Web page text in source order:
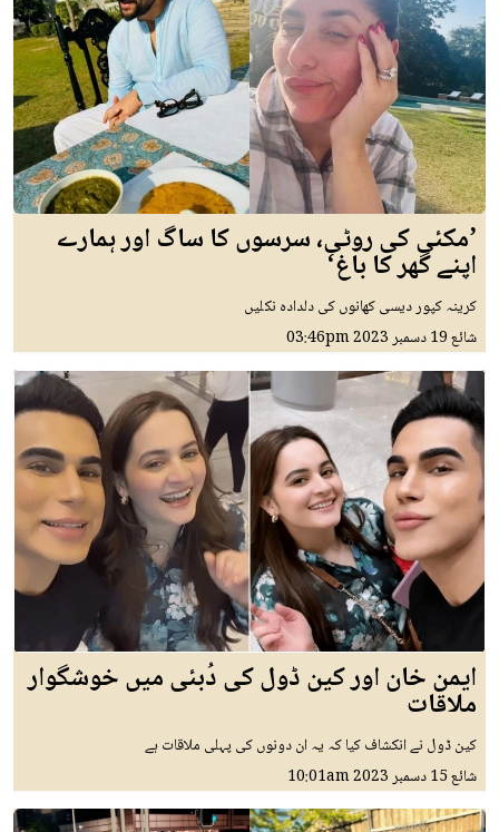
’مکئی کی روٹی، سرسوں کا ساگ اور ہمارے
اپنے گھر کا باغ‘
کرینہ کپور دیسی کھانوں کی دلدادہ نکلیں
شائع19 دسمبر 2023 03:46pm
ایمن خان اور کین ڈول کی دُبئی میں خوشگوار
ملاقات
کین ڈول نے انکشاف کیا کہ یہ ان دونوں کی پہلی ملاقات ہے
شائع15 دسمبر 2023 10:01am